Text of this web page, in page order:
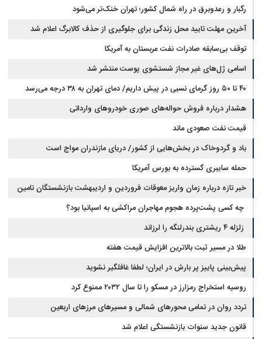
رگبار و رعدوبرق در راه شمال کشور؛ تهران خنک‌تر می‌شود
آخرین مهلت تایید محل زندگی برای جلوگیری از حذف کالابرگ اعلام شد
توقف بی‌سابقه صادرات نفت عربستان به آمریکا
اسامی ژل‌های غیر مجاز شستشوی پوست منتشر شد
۴۰ تا ۵۰ روز گرمای نسبی در پیش داریم/ دمای تهران به ۳۸ درجه می‌رسد
هشدار درباره فروش حواله‌های صوری خودروهای وارداتی
قیمت نفت صعودی ماند
باد و گردوخاک در بخش‌هایی از کشور/ دریای مازندران مواج است
حمله سایبری گسترده به بورس آمریکا
خبر تازه درباره زمان واریز معوقات فروردین و اردیبهشت بازنشستگان تامین
اجتماعی
چه کسی پشت‌پرده هجوم مهاجران مراکشی به اسپانیا بود؟
زلزله ۴ ریشتری بندرلنگه را لرزاند
طلا در مسیر ثبت بالاترین افزایش قیمت هفته
پیش‌بینی پاییز پر بارش در ایران؛ لطفا غافلگیر نشوید
روسیه استخراج رمزارز در مسکو را تا سال ۲۰۳۲ ممنوع کرد
تردد روان در تمامی محورهای شمالی و مسیرهای مرزهای اربعین
قانون جدید سنوات بازنشستگی اعلام شد